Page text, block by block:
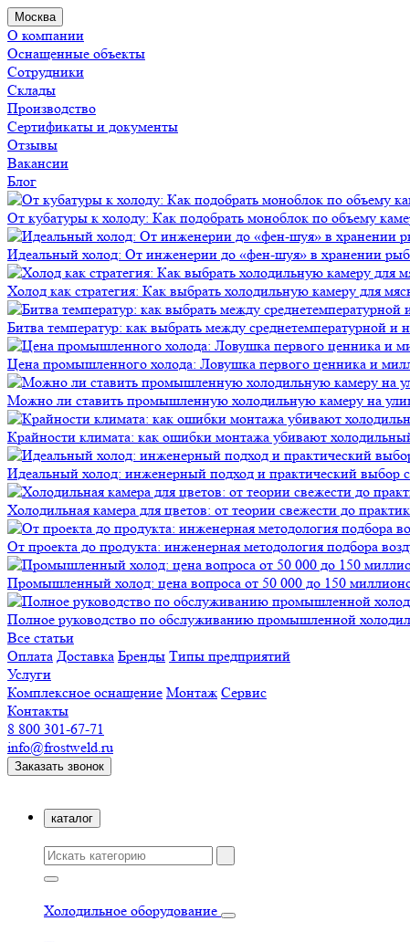
Москва
О компании
Оснащенные объекты
Сотрудники
Склады
Производство
Сертификаты и документы
Отзывы
Вакансии
Блог
От кубатуры к холоду: Как подобрать моноблок по объему
Идеальный холод: От инженерии до «фен-шуя» в хранении
Холод как стратегия: Как выбрать холодильную камеру для
Битва температур: как выбрать между среднетемпературной
Цена промышленного холода: Ловушка первого ценника и
Можно ли ставить промышленную холодильную камеру на
Крайности климата: как ошибки монтажа убивают
Идеальный холод: инженерный подход и практический выбор
Холодильная камера для цветов: от теории свежести до
От проекта до продукта: инженерная методология подбора
Промышленный холод: цена вопроса от 50 000 до 150
Полное руководство по обслуживанию промышленной
Все статьи
Оплата Доставка Бренды Типы предприятий
Услуги
Комплексное оснащение Монтаж Сервис
Контакты
8 800 301-67-71
info@frostweld.ru
Заказать звонок
каталог
Холодильное оборудование